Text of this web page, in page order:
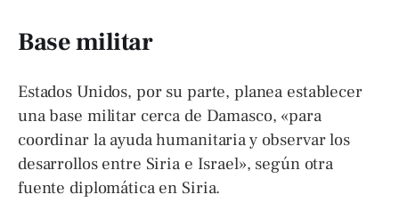
Base militar
Estados Unidos, por su parte, planea establecer
una base militar cerca de Damasco, «para
coordinar la ayuda humanitaria y observar los
desarrollos entre Siria e Israel», según otra
fuente diplomática en Siria.